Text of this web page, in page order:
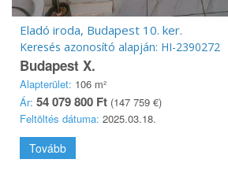
Eladó iroda, Budapest 10. ker.
Keresés azonosító alapján: HI-2390272
Budapest X.
Alapterület: 106 m²
Ár: 54 079 800 Ft (147 759 €)
Feltöltés dátuma: 2025.03.18.
Tovább